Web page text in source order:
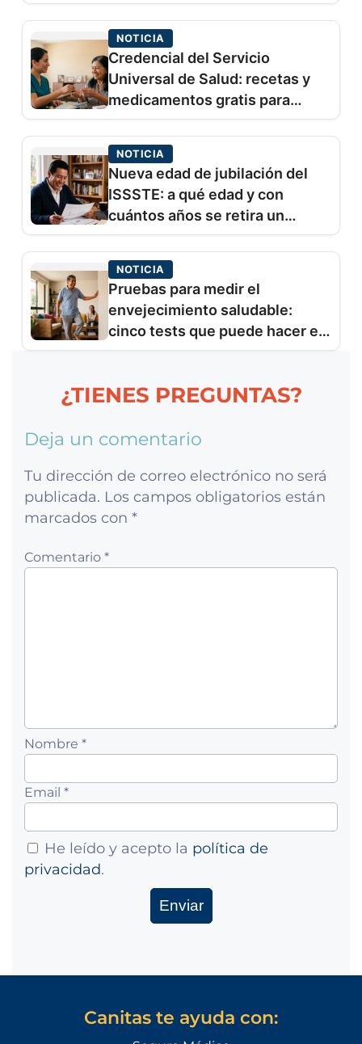
adulto mayor en casa
NOTICIA
Credencial del Servicio
Universal de Salud: recetas y
medicamentos gratis para
adultos mayores desde 2027
NOTICIA
Nueva edad de jubilación del
ISSSTE: a qué edad y con
cuántos años se retira un
trabajador del Estado
NOTICIA
Pruebas para medir el
envejecimiento saludable:
cinco tests que puede hacer en
casa
¿TIENES PREGUNTAS?
Deja un comentario
Tu dirección de correo electrónico no será
publicada. Los campos obligatorios están
marcados con *
Comentario *
Nombre *
Email *
He leído y acepto la política de
privacidad.
Canitas te ayuda con: